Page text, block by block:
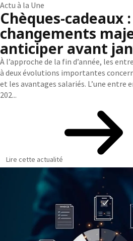
Actu à la Une
Chèques-cadeaux
changements
anticiper avant
À l’approche de la fin d’année, les
à deux évolutions importantes
et les avantages salariés. L’une entre
202...
Lire cette actualité